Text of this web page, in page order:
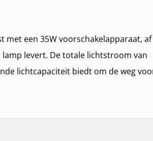
met een 35W voorschakelapparaat, af
levert. De totale lichtstroom van
lichtcapaciteit biedt om de weg
vorm reflector en een heldere